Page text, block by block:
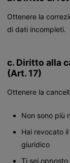
Ottenere la
di dati incompleti.
c. Diritto alla
(Art. 17)
Ottenere la
Non sono più
Hai revocato
giuridico
Ti sei